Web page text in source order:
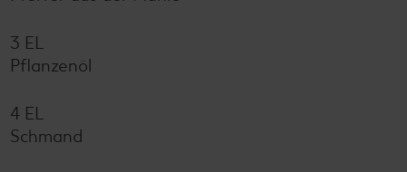
3 EL
Pflanzenöl
4 EL
Schmand